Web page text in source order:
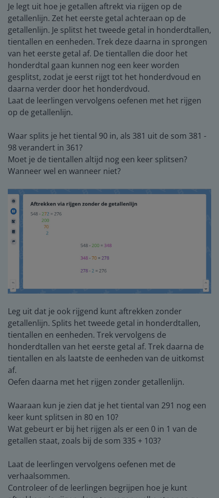
Je legt uit hoe je getallen aftrekt via rijgen op de
getallenlijn. Zet het eerste getal achteraan op de
getallenlijn. Je splitst het tweede getal in honderdtallen,
tientallen en eenheden. Trek deze daarna in sprongen
van het eerste getal af. De tientallen die door het
honderdtal gaan kunnen nog een keer worden
gesplitst, zodat je eerst rijgt tot het honderdvoud en
daarna verder door het honderdvoud.
Laat de leerlingen vervolgens oefenen met het rijgen
op de getallenlijn.
Waar splits je het tiental 90 in, als 381 uit de som 381 -
98 verandert in 361?
Moet je de tientallen altijd nog een keer splitsen?
Wanneer wel en wanneer niet?
Leg uit dat je ook rijgend kunt aftrekken zonder
getallenlijn. Splits het tweede getal in honderdtallen,
tientallen en eenheden. Trek vervolgens de
honderdtallen van het eerste getal af. Trek daarna de
tientallen en als laatste de eenheden van de uitkomst
af.
Oefen daarna met het rijgen zonder getallenlijn.
Waaraan kun je zien dat je het tiental van 291 nog een
keer kunt splitsen in 80 en 10?
Wat gebeurt er bij het rijgen als er een 0 in 1 van de
getallen staat, zoals bij de som 335 + 103?
Laat de leerlingen vervolgens oefenen met de
verhaalsommen.
Controleer of de leerlingen begrijpen hoe je kunt